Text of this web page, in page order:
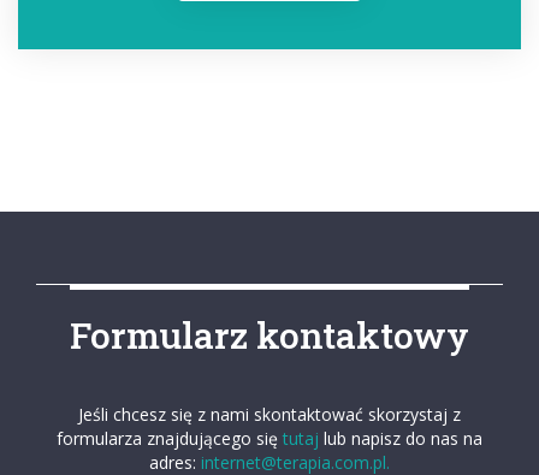
Formularz kontaktowy
Jeśli chcesz się z nami skontaktować skorzystaj z
formularza znajdującego się tutaj lub napisz do nas na
adres: internet@terapia.com.pl.